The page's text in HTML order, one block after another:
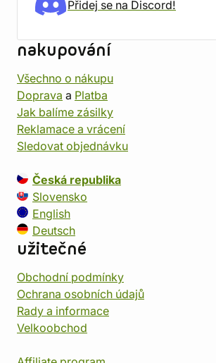
Přidej se na Discord!
nakupování
Všechno o nákupu
Doprava a Platba
Jak balíme zásilky
Reklamace a vrácení
Sledovat objednávku
Česká republika
Slovensko
English
Deutsch
užitečné
Obchodní podmínky
Ochrana osobních údajů
Rady a informace
Velkoobchod